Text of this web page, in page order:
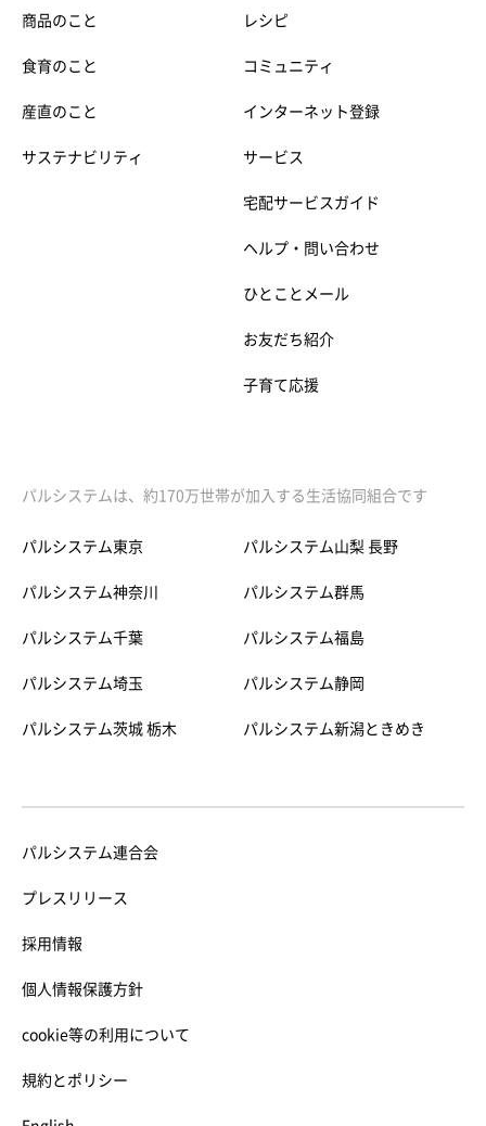
商品のこと
食育のこと
産直のこと
サステナビリティ
レシピ
コミュニティ
インターネット登録
サービス
宅配サービスガイド
ヘルプ・問い合わせ
ひとことメール
お友だち紹介
子育て応援
パルシステムは、約170万世帯が加入する生活協同組合です
パルシステム東京
パルシステム神奈川
パルシステム千葉
パルシステム埼玉
パルシステム茨城 栃木
パルシステム山梨 長野
パルシステム群馬
パルシステム福島
パルシステム静岡
パルシステム新潟ときめき
パルシステム連合会
プレスリリース
採用情報
個人情報保護方針
cookie等の利用について
規約とポリシー